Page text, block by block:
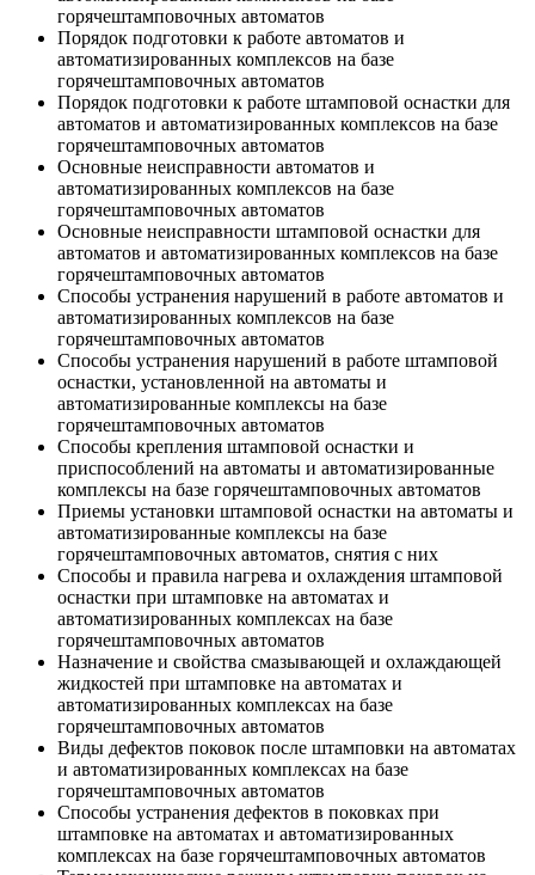
горячештамповочных автоматов
Порядок подготовки к работе автоматов и
автоматизированных комплексов на базе
горячештамповочных автоматов
Порядок подготовки к работе штамповой оснастки для
автоматов и автоматизированных комплексов на базе
горячештамповочных автоматов
Основные неисправности автоматов и
автоматизированных комплексов на базе
горячештамповочных автоматов
Основные неисправности штамповой оснастки для
автоматов и автоматизированных комплексов на базе
горячештамповочных автоматов
Способы устранения нарушений в работе автоматов и
автоматизированных комплексов на базе
горячештамповочных автоматов
Способы устранения нарушений в работе штамповой
оснастки, установленной на автоматы и
автоматизированные комплексы на базе
горячештамповочных автоматов
Способы крепления штамповой оснастки и
приспособлений на автоматы и автоматизированные
комплексы на базе горячештамповочных автоматов
Приемы установки штамповой оснастки на автоматы и
автоматизированные комплексы на базе
горячештамповочных автоматов, снятия с них
Способы и правила нагрева и охлаждения штамповой
оснастки при штамповке на автоматах и
автоматизированных комплексах на базе
горячештамповочных автоматов
Назначение и свойства смазывающей и охлаждающей
жидкостей при штамповке на автоматах и
автоматизированных комплексах на базе
горячештамповочных автоматов
Виды дефектов поковок после штамповки на автоматах
и автоматизированных комплексах на базе
горячештамповочных автоматов
Способы устранения дефектов в поковках при
штамповке на автоматах и автоматизированных
комплексах на базе горячештамповочных автоматов